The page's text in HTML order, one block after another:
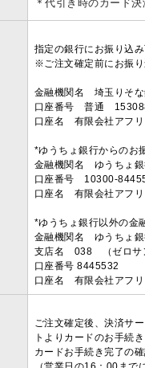
＊代引き時のカード
指定の銀行にお振り込
※ご注文確定前にお振
金融機関名 埼玉りそ
口座番号 普通
口座名 有限会社アフ
*ゆうちょ銀行からのお
金融機関名 ゆうちょ
口座番号 10300-
口座名 有限会社アフ
*ゆうちょ銀行以外の金
金融機関名 ゆうちょ
支店名 038 （ゼロサ
口座番号 8445532
口座名 有限会社アフ
ご注文確定後、決済サ
トよりカードのお手続
カードお手続き完了の